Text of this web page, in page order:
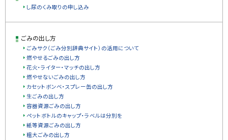
し尿のくみ取りの申し込み
ごみの出し方
ごみサク（ごみ分別辞典サイト）の活用について
燃やせるごみの出し方
花火・ライター・マッチの出し方
燃やせないごみの出し方
カセットボンベ・スプレー缶の出し方
生ごみの出し方
容器資源ごみの出し方
ペットボトルのキャップ・ラベルは分別を
紙等資源ごみの出し方
粗大ごみの出し方